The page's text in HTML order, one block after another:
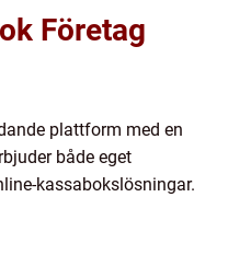
Företag
plattform med en
både eget
kassabokslösningar.